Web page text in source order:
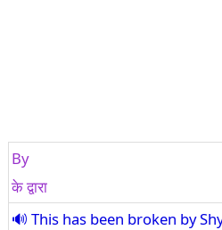
By
के द्वारा
This has been broken by